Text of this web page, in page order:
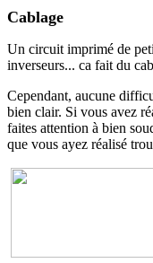
Cablage
Un circuit imprimé de
inverseurs... ca fait du
Cependant, aucune
bien clair. Si vous avez
faites attention à bien
que vous ayez réalisé